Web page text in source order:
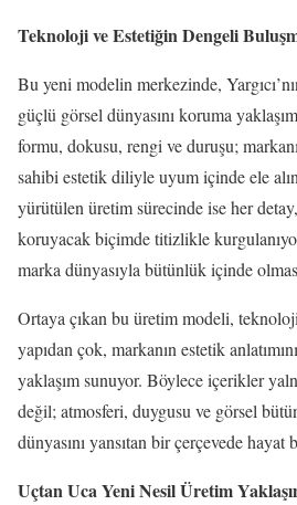
Teknoloji ve Estetiğin Dengeli
Bu yeni modelin merkezinde,
güçlü görsel dünyasını koruma
formu, dokusu, rengi ve duruşu;
sahibi estetik diliyle uyum içinde ele
yürütülen üretim sürecinde ise her
koruyacak biçimde titizlikle
marka dünyasıyla bütünlük içinde
Ortaya çıkan bu üretim modeli,
yapıdan çok, markanın estetik
yaklaşım sunuyor. Böylece içerikler
değil; atmosferi, duygusu ve görsel
dünyasını yansıtan bir çerçevede hayat
Uçtan Uca Yeni Nesil Üretim